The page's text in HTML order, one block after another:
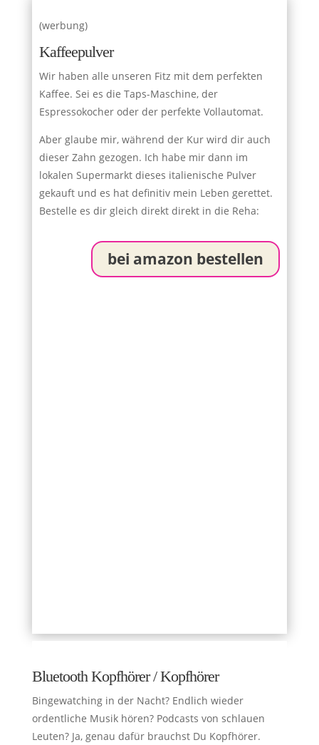
(werbung)
Kaffeepulver
Wir haben alle unseren Fitz mit dem perfekten
Kaffee. Sei es die Taps-Maschine, der
Espressokocher oder der perfekte Vollautomat.
Aber glaube mir, während der Kur wird dir auch
dieser Zahn gezogen. Ich habe mir dann im
lokalen Supermarkt dieses italienische Pulver
gekauft und es hat definitiv mein Leben gerettet.
Bestelle es dir gleich direkt direkt in die Reha:
bei amazon bestellen
Bluetooth Kopfhörer / Kopfhörer
Bingewatching in der Nacht? Endlich wieder
ordentliche Musik hören? Podcasts von schlauen
Leuten? Ja, genau dafür brauchst Du Kopfhörer.